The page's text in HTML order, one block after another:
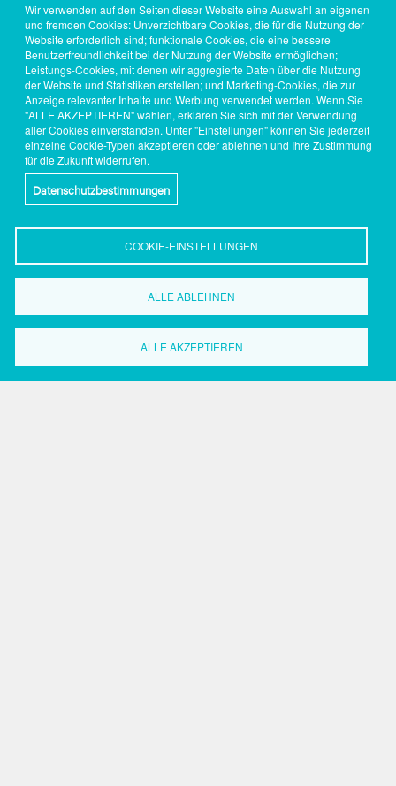
Wir verwenden auf den Seiten dieser Website eine Auswahl an eigenen
und fremden Cookies: Unverzichtbare Cookies, die für die Nutzung der
Website erforderlich sind; funktionale Cookies, die eine bessere
Benutzerfreundlichkeit bei der Nutzung der Website ermöglichen;
Leistungs-Cookies, mit denen wir aggregierte Daten über die Nutzung
der Website und Statistiken erstellen; und Marketing-Cookies, die zur
Anzeige relevanter Inhalte und Werbung verwendet werden. Wenn Sie
"ALLE AKZEPTIEREN" wählen, erklären Sie sich mit der Verwendung
aller Cookies einverstanden. Unter "Einstellungen" können Sie jederzeit
einzelne Cookie-Typen akzeptieren oder ablehnen und Ihre Zustimmung
für die Zukunft widerrufen.
Datenschutzbestimmungen
COOKIE-EINSTELLUNGEN
ALLE ABLEHNEN
ALLE AKZEPTIEREN
Wirtschaftsförderung
Dortmund